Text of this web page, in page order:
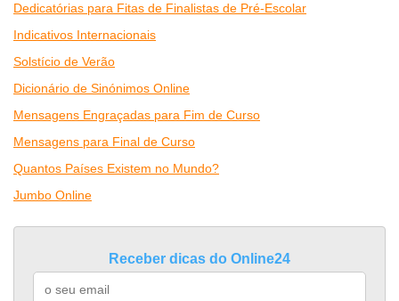
Dedicatórias para Fitas de Finalistas de Pré-Escolar
Indicativos Internacionais
Solstício de Verão
Dicionário de Sinónimos Online
Mensagens Engraçadas para Fim de Curso
Mensagens para Final de Curso
Quantos Países Existem no Mundo?
Jumbo Online
Receber dicas do Online24